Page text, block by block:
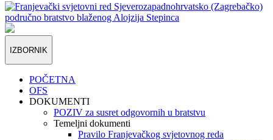
IZBORNIK
POČETNA
OFS
DOKUMENTI
POZIV za susret odgovornih u bratstvu
Temeljni dokumenti
Pravilo Franjevačkog svjetovnog reda